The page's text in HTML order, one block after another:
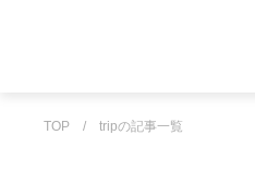
TOP / tripの記事一覧